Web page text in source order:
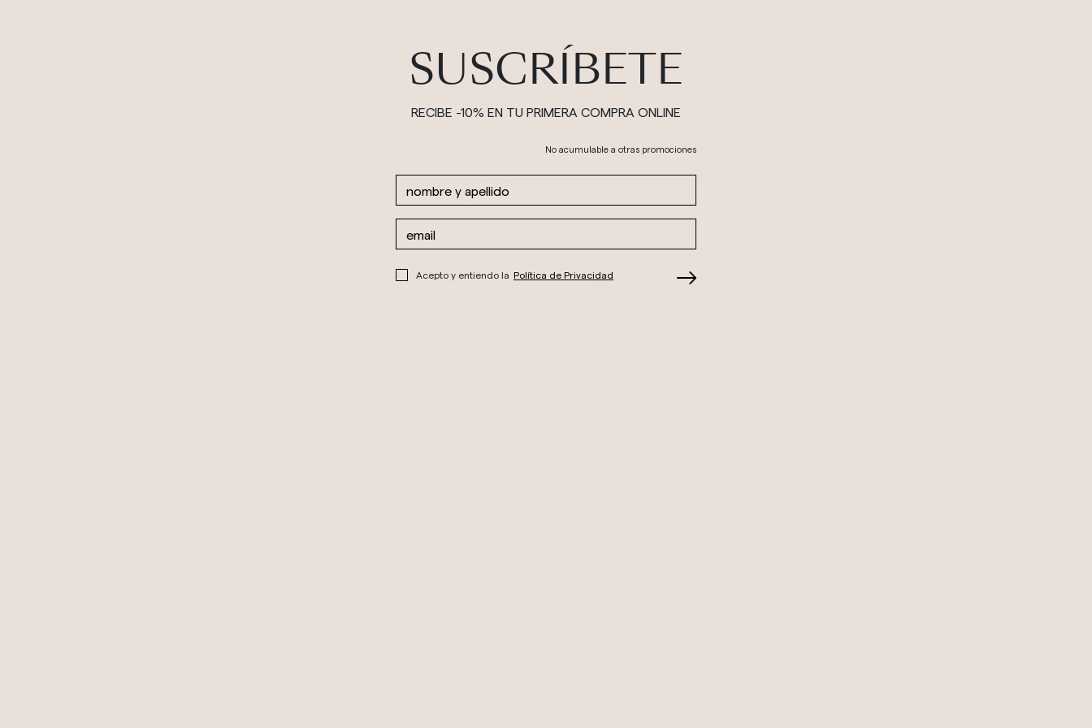
SUSCRÍBETE
RECIBE -10% EN TU PRIMERA COMPRA ONLINE
No acumulable a otras promociones
Acepto y entiendo la Política de Privacidad